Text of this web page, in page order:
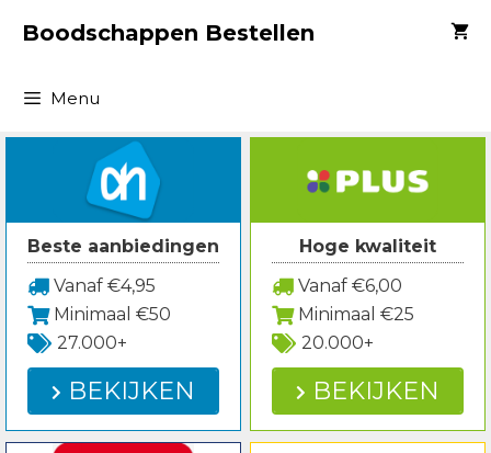
naarBoodschappen Bestellen
Menu
Beste aanbiedingen
Vanaf €4,95
Minimaal €50
27.000+
BEKIJKEN
Hoge kwaliteit
Vanaf €6,00
Minimaal €25
20.000+
BEKIJKEN